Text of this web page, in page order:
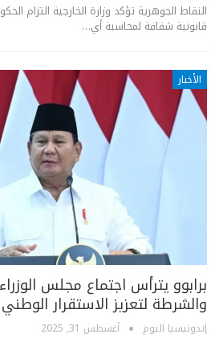
النقاط الجوهرية تؤكد وزارة الخارجية التزام
قانونية شفافة لمحاسبة أي…
الأخبار
برابوو يترأس اجتماع مجلس
والشرطة لتعزيز الاستقرار الوطني
إندونيسيا اليوم أغسطس 31, 2025